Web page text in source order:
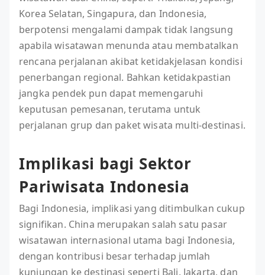
Korea Selatan, Singapura, dan Indonesia,
berpotensi mengalami dampak tidak langsung
apabila wisatawan menunda atau membatalkan
rencana perjalanan akibat ketidakjelasan kondisi
penerbangan regional. Bahkan ketidakpastian
jangka pendek pun dapat memengaruhi
keputusan pemesanan, terutama untuk
perjalanan grup dan paket wisata multi-destinasi.
Implikasi bagi Sektor
Pariwisata Indonesia
Bagi Indonesia, implikasi yang ditimbulkan cukup
signifikan. China merupakan salah satu pasar
wisatawan internasional utama bagi Indonesia,
dengan kontribusi besar terhadap jumlah
kunjungan ke destinasi seperti Bali, Jakarta, dan